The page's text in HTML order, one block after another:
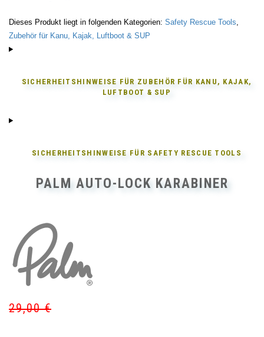
Dieses Produkt liegt in folgenden Kategorien: Safety Rescue Tools,
Zubehör für Kanu, Kajak, Luftboot & SUP
SICHERHEITSHINWEISE FÜR ZUBEHÖR FÜR KANU, KAJAK,
LUFTBOOT & SUP
SICHERHEITSHINWEISE FÜR SAFETY RESCUE TOOLS
PALM AUTO-LOCK KARABINER
29,00€